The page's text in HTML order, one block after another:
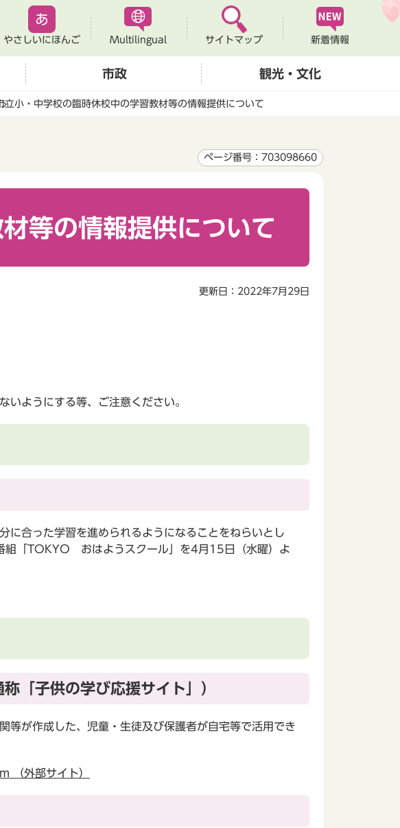
やさしいにほんご Multilingual サイトマップ 新着情報
市政 観光・文化
立小・中学校の臨時休校中の学習教材等の情報提供について
ページ番号：703098660
等の情報提供について
更新日：2022年7月29日
ようにする等、ご注意ください。
合った学習を進められるようになることをねらいとし
組「TOKYO おはようスクール」を4月15日（水曜）よ
「子供の学び応援サイト」）
が作成した、児童・生徒及び保護者が自宅等で活用でき
外部サイト）